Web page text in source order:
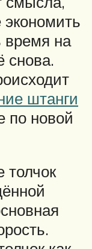
экономить
время на
снова.
штанги
по новой